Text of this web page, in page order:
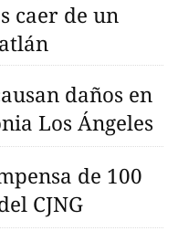
caer de un
daños en
Los Ángeles
de 100
CJNG